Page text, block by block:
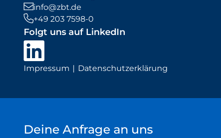
info@zbt.de
+49 203 7598-0
Folgt uns auf LinkedIn
Impressum Datenschutzerklärung
Deine Anfrage an uns